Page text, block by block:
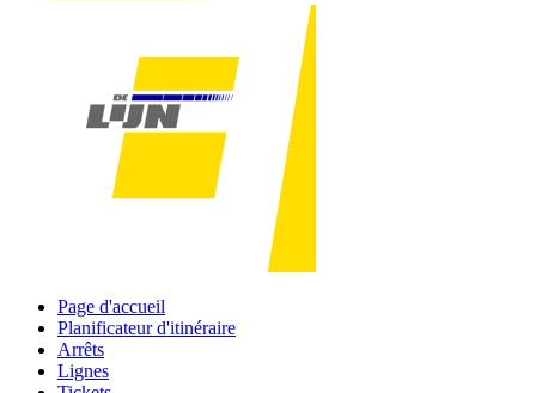
Page d'accueil
Planificateur d'itinéraire
Arrêts
Lignes